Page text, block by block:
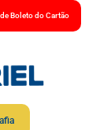
Boleto do Cartão